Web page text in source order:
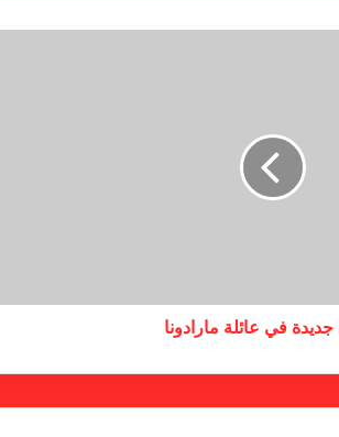
حسم قضية المريخ وتنتظر الإتحاد
لجنة المسابقات تفاجئ الإتحاد بشأن
الهبوط والصعود
بمذكرة تفاهم
في عائلة مارادونا